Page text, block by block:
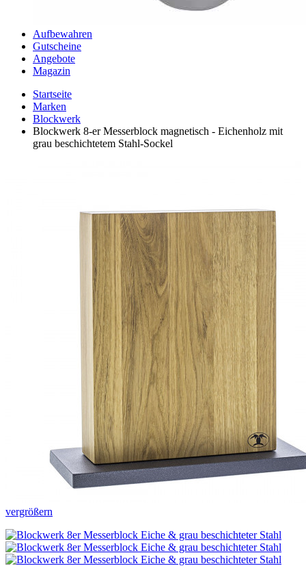
Aufbewahren
Gutscheine
Angebote
Magazin
Startseite
Marken
Blockwerk
Blockwerk 8-er Messerblock magnetisch - Eichenholz mit
grau beschichtetem Stahl-Sockel
vergrößern